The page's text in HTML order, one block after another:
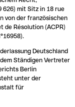
626) mit Sitz in 18 rue
von der französischen
Résolution (ACPR)
Deutschland
Ständigen Vertreter
Berlin
unter der
für